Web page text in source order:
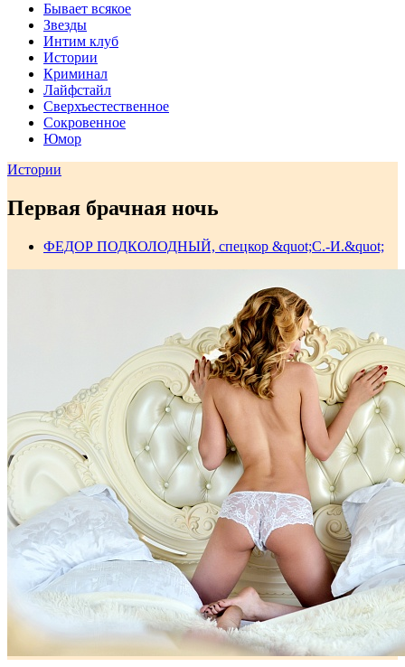
Бывает всякое
Звезды
Интим клуб
Истории
Криминал
Лайфстайл
Сверхъестественное
Сокровенное
Юмор
Истории
Первая брачная ночь
ФЕДОР ПОДКОЛОДНЫЙ, спецкор &quot;С.-И.&quot;